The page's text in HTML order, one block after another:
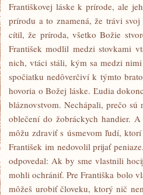
Františkovej láske k prírode, ale
prírodu a to znamená, že trávi
cítil, že príroda, všetko Božie
František modlil medzi stovkami
nich, vtáci stáli, kým sa medzi
spočiatku nedôverčiví k týmto
hovoria o Božej láske. Ľudia
bláznovstvom. Nechápali, prečo
oblečení do žobráckych handier.
môžu zdraviť s úsmevom ľudí,
František im nedovolil prijať
odpovedal: Ak by sme vlastnili
mohli ochrániť. Pre Františka bolo
môžeš urobiť človeku, ktorý nič